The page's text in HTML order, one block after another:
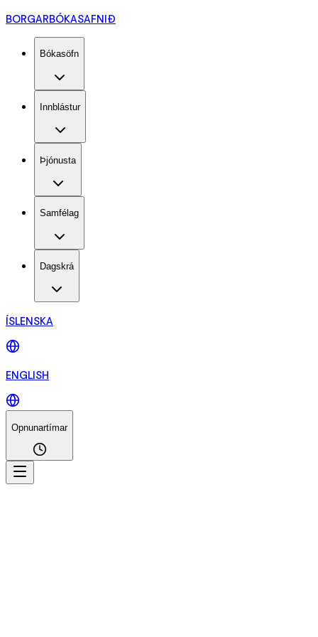
BORGARBÓKASAFNIÐ
Bókasöfn
Innblástur
Þjónusta
Samfélag
Dagskrá
ÍSLENSKA
ENGLISH
Opnunartímar